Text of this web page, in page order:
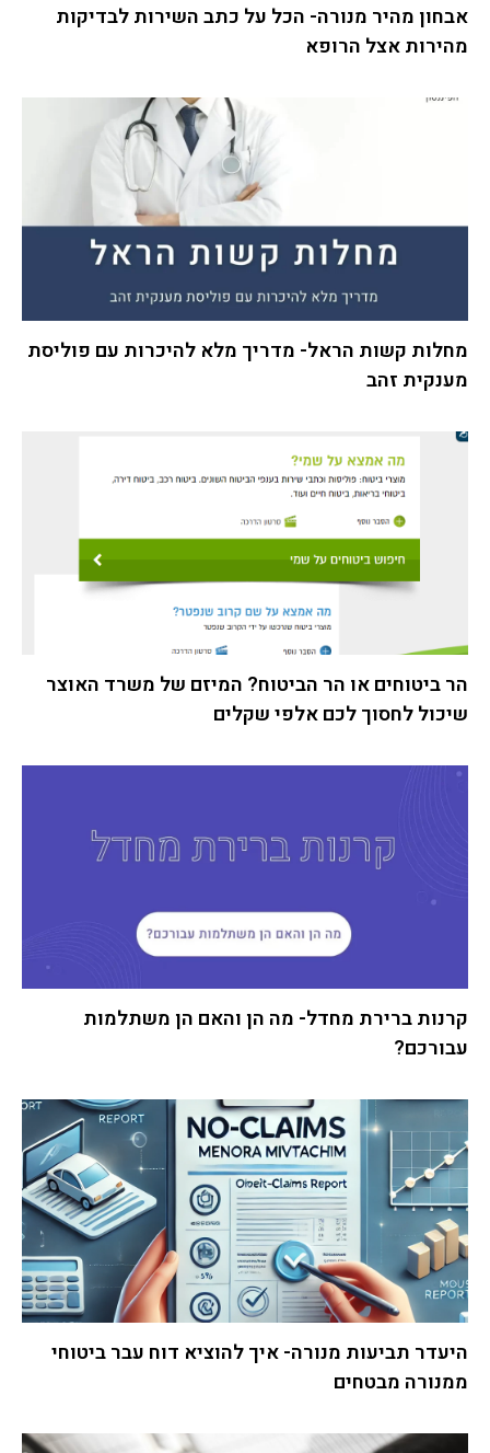
אבחון מהיר מנורה- הכל על כתב השירות לבדיקות
מהירות אצל הרופא
מחלות קשות הראל- מדריך מלא להיכרות עם פוליסת
מענקית זהב
הר ביטוחים או הר הביטוח? המיזם של משרד האוצר
שיכול לחסוך לכם אלפי שקלים
קרנות ברירת מחדל- מה הן והאם הן משתלמות
עבורכם?
היעדר תביעות מנורה- איך להוציא דוח עבר ביטוחי
ממנורה מבטחים